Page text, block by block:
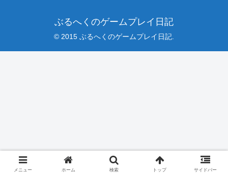
ぶるへくのゲームプレイ日記
© 2015 ぶるへくのゲームプレイ日記.
メニュー ホーム 検索 トップ サイドバー